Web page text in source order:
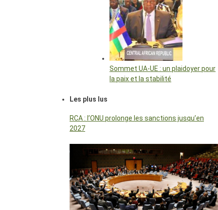
Sommet UA-UE : un plaidoyer pour
la paix et la stabilité
Les plus lus
RCA : l’ONU prolonge les sanctions jusqu’en
2027